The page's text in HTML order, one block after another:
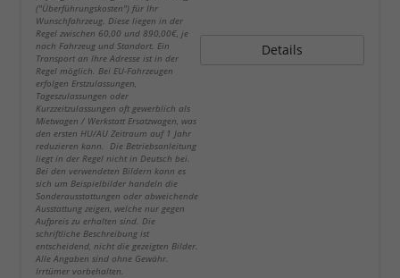
("Überführungskosten") für Ihr
Wunschfahrzeug. Diese liegen in der
Regel zwischen 60,00 und 890,00€, je
nach Fahrzeug und Standort. Ein
Transport an Ihre Adresse ist in der
Regel möglich. Bei EU-Fahrzeugen
erfolgen Erstzulassungen,
Tageszulassungen oder
Kurzzeitzulassungen oft gewerblich als
Mietwagen / Werkstatt Ersatzwagen, was
den ersten HU/AU Zeitraum auf 1 Jahr
reduzieren kann. Die Betriebsanleitung
liegt in der Regel nicht in Deutsch bei.
Bei den verwendeten Bildern kann es
sich um Beispielbilder handeln die
Sonderausstattungen oder abweichende
Ausstattung zeigen, welche nur gegen
Aufpreis zu erhalten sind. Die
schriftliche Beschreibung ist
entscheidend, nicht die gezeigten Bilder.
Alle Angaben sind ohne Gewähr.
Irrtümer vorbehalten.
Details